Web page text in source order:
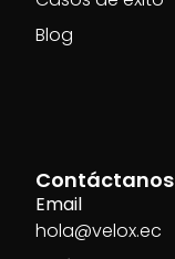
Blog
Contáctanos
Email
hola@velox.ec